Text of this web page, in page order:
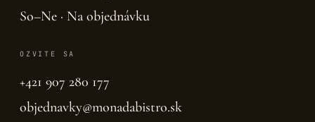
So–Ne · Na objednávku
OZVITE SA
+421 907 280 177
objednavky@monadabistro.sk